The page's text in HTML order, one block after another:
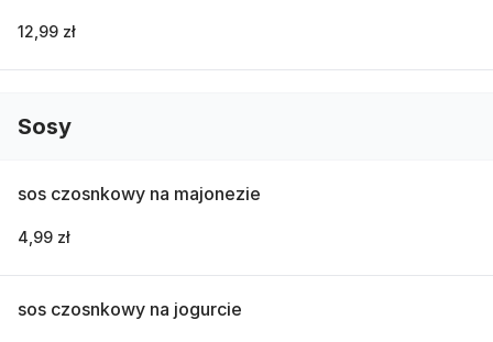
12,99 zł
Sosy
sos czosnkowy na majonezie
4,99 zł
sos czosnkowy na jogurcie